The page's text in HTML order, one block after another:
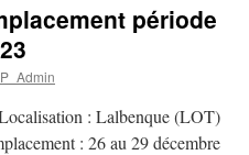
période
: Lalbenque (LOT)
: 26 au 29 décembre